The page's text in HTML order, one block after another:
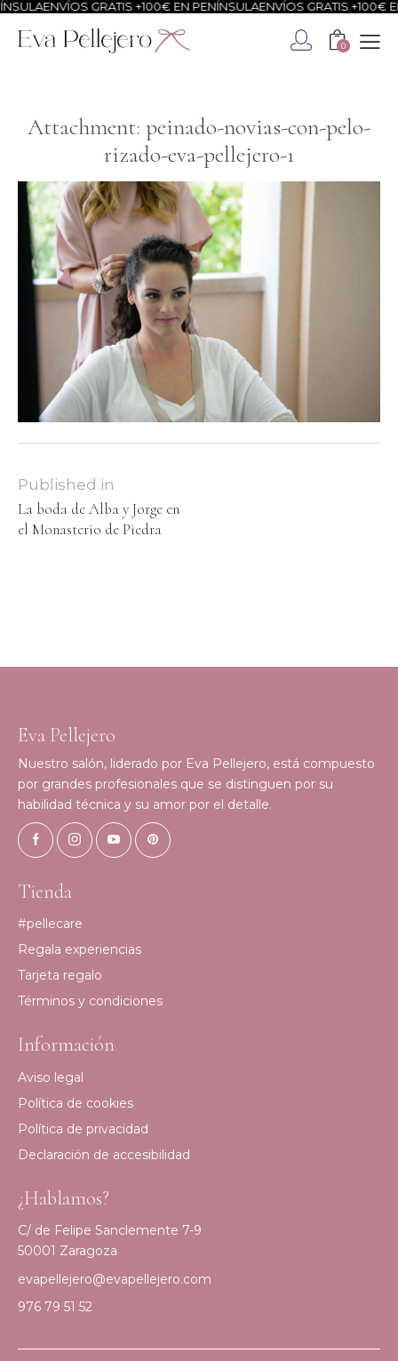
ENVÍOS GRATIS +100€ EN PENÍNSULAENVÍOS GRATIS +100€ EN
0
Attachment: peinado-novias-con-pelo-
rizado-eva-pellejero-1
Published in
La boda de Alba y Jorge en
el Monasterio de Piedra
Eva Pellejero
Nuestro salón, liderado por Eva Pellejero, está compuesto
por grandes profesionales que se distinguen por su
habilidad técnica y su amor por el detalle.
Tienda
#pellecare
Regala experiencias
Tarjeta regalo
Términos y condiciones
Información
Aviso legal
Política de cookies
Política de privacidad
Declaración de accesibilidad
¿Hablamos?
C/ de Felipe Sanclemente 7-9
50001 Zaragoza
evapellejero@evapellejero.com
976 79 51 52